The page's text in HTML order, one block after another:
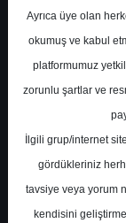
En Yüksek
Ayrıca üye olan
okumuş ve kabul
platformumuz
zorunlu şartlar ve
İlgili grup/internet
gördükleriniz
tavsiye veya yorum
kendisini